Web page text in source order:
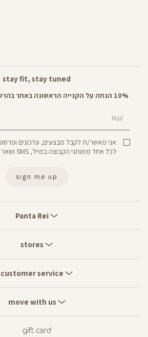
Rei
Panta Rei
stores
with
service
customer service
gift card
stay fit, stay tuned
10% הנחה על הקנייה הראשונה באתר בהרשמה לניוזלטר שלנו
Mail
אני מאשר/ת לקבל מבצעים, עדכונים
לכל אחד ממותגי הקבוצה במייל, SMS ושאר ערוצי המדיה.
sign me up